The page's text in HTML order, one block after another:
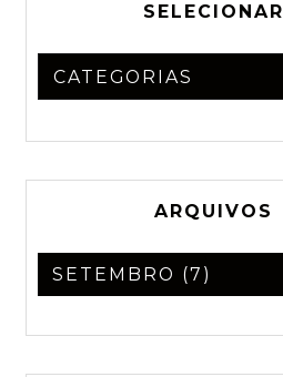
SELECIONAR
ARQUIVOS